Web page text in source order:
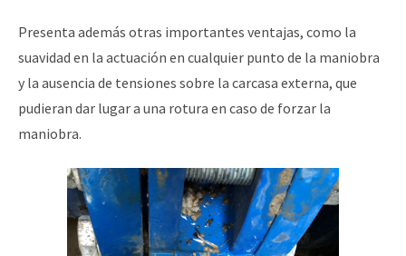
Presenta además otras importantes ventajas, como la
suavidad en la actuación en cualquier punto de la maniobra
y la ausencia de tensiones sobre la carcasa externa, que
pudieran dar lugar a una rotura en caso de forzar la
maniobra.